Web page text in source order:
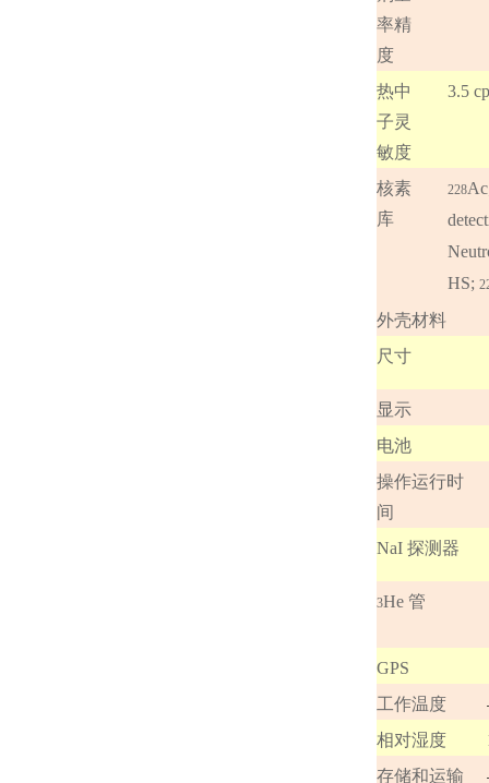
率精
度
热中
子灵
敏度
3.5
核素
库
228
HS;
外壳材料
尺寸
显示
电池
操作运行时
间
NaI 探测器
3He 管
GPS
工作温度
相对湿度
存储和运输